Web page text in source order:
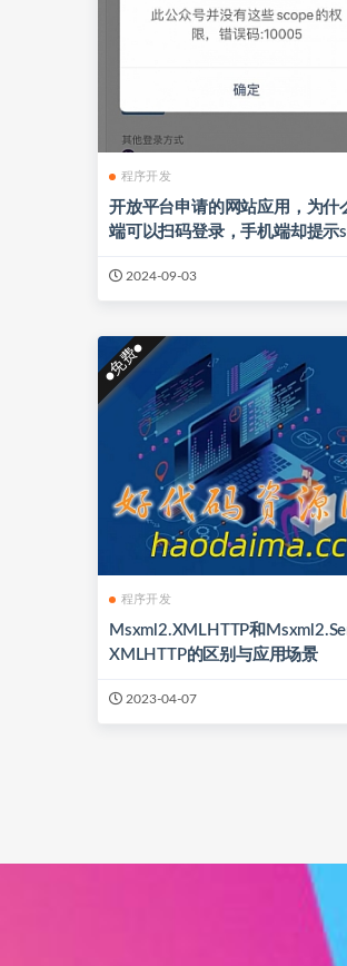
程序开发
开放平台申请的网站应用，为什
端可以扫码登录，手机端却提示
2024-09-03
●免费●
程序开发
Msxml2.XMLHTTP和
XMLHTTP的区别与应用场景
2023-04-07
航